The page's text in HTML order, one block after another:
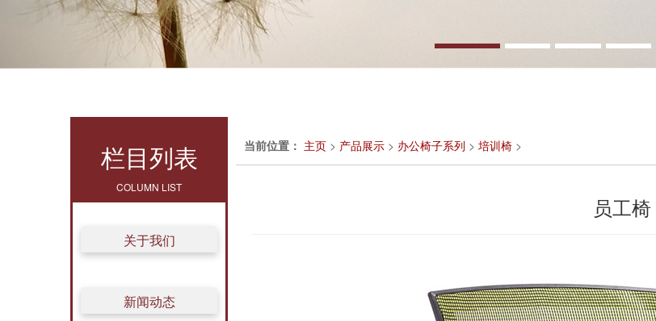
栏目列表
COLUMN LIST
关于我们
新闻动态
当前位置： 主页 > 产品展示 > 办公椅子系列 > 培训椅 >
员工椅